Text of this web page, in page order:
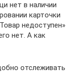
нет в наличии
карточки
недоступен»
нет. А как
отслеживать